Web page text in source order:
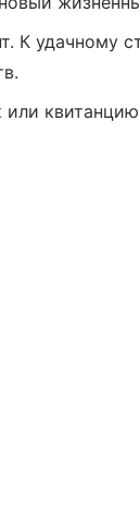
К удачному
или